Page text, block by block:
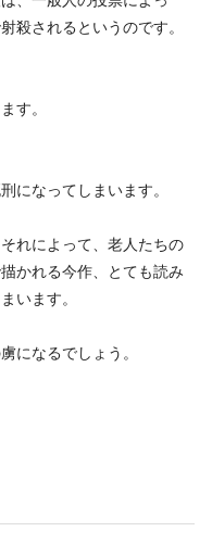
殺されるというのです。
す。
になってしまいます。
れによって、老人たちの
かれる今作、とても読み
います。
になるでしょう。